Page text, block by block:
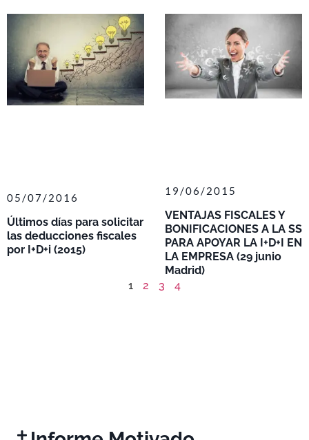
Últimos días para solicitar
las deducciones fiscales
por I+D+i (2015)
05/07/2016
VENTAJAS FISCALES Y
BONIFICACIONES A LA SS
PARA APOYAR LA I+D+I EN
LA EMPRESA (29 junio
Madrid)
19/06/2015
1 2 3 4